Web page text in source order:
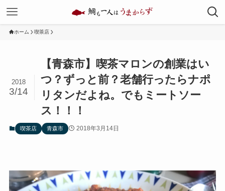
ホーム 喫茶店
【青森市】喫茶マロンの創業はい
つ？ずっと前？老舗行ったらナポ
リタンだよね。でもミートソー
ス！！！
2018
3/14
喫茶店 青森市 2018年3月14日